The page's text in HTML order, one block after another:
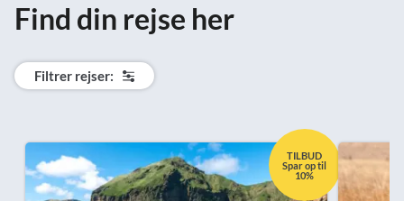
Find din rejse her
Filtrer rejser:
TILBUD
Spar op til
10%